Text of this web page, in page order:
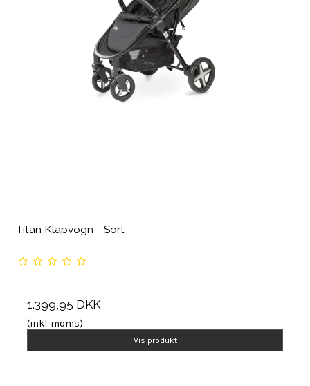
Titan Klapvogn - Sort
1.399,95 DKK
(inkl. moms)
Vis produkt